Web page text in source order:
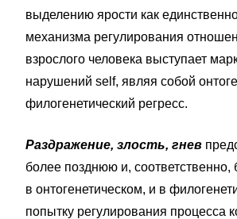
выделению ярости как
механизма регулирования
взрослого человека выступает
нарушений self, являя собой
филогенетический регресс.
Раздражение, злость, гнев
более позднюю и, соответственно,
в онтогенетическом, и в
попытку регулирования процесса